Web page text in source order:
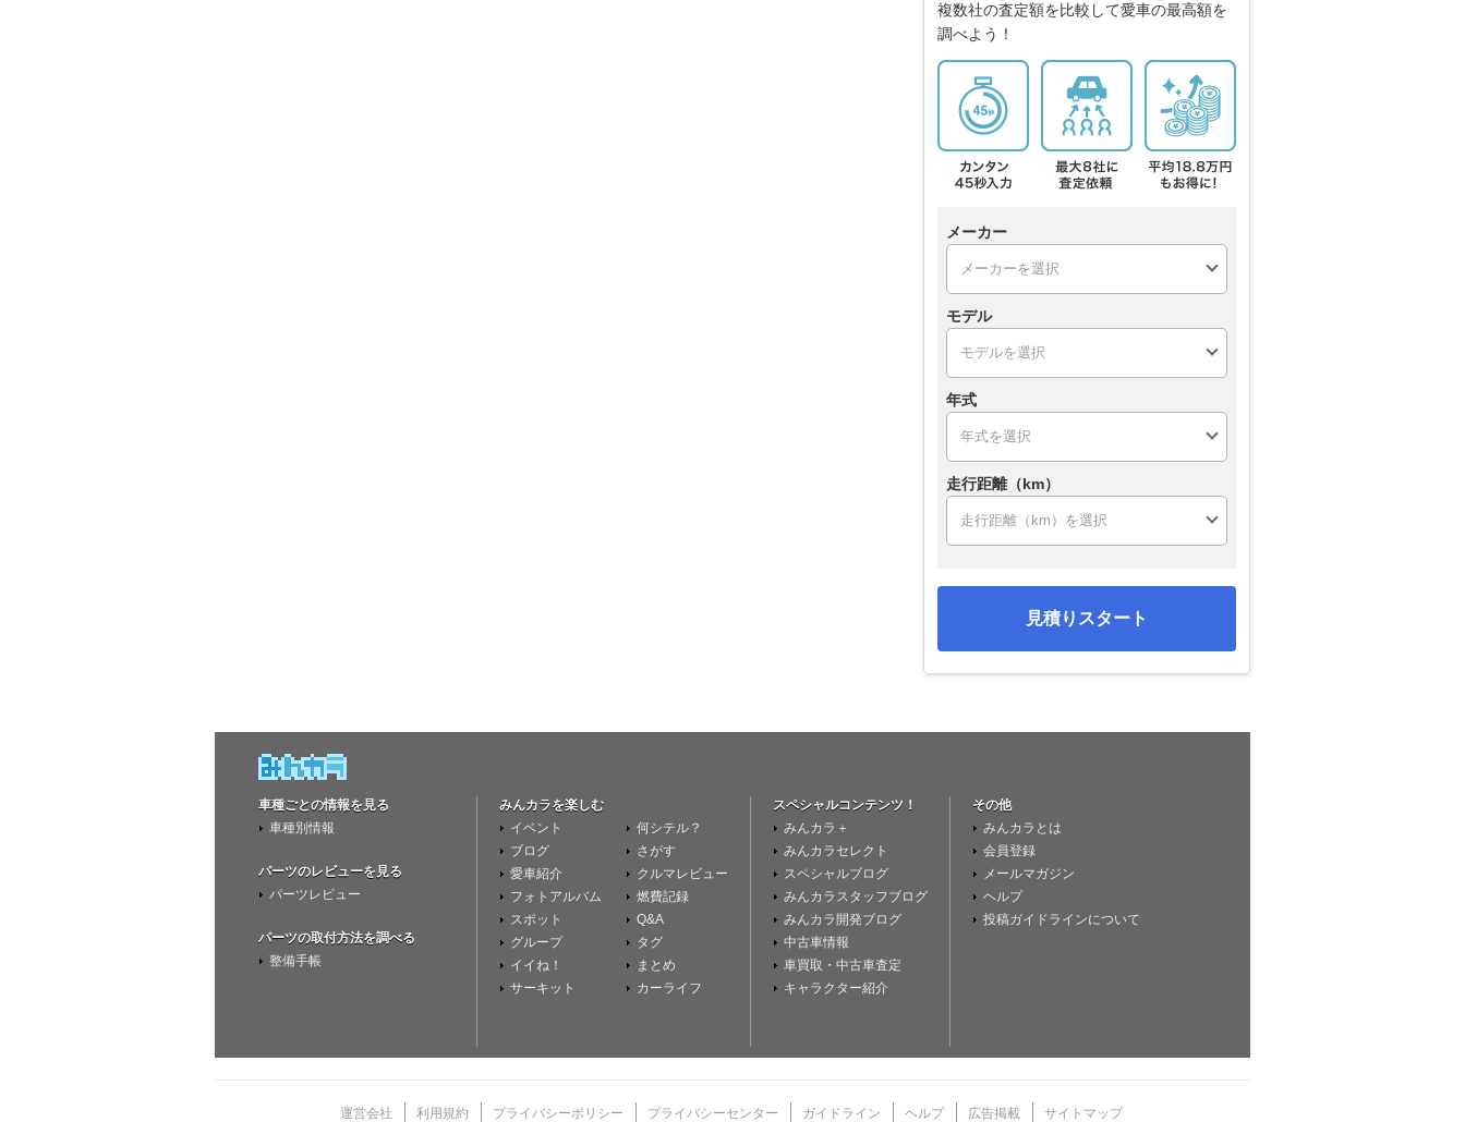
複数社の査定額を比較して愛車の最高額を
調べよう！
メーカー
モデル
年式
走行距離（km）
見積りスタート
車種ごとの情報を見る
車種別情報
パーツのレビューを見る
パーツレビュー
パーツの取付方法を調べる
整備手帳
みんカラを楽しむ
イベント
ブログ
愛車紹介
フォトアルバム
スポット
グループ
イイね！
サーキット
何シテル？
さがす
クルマレビュー
燃費記録
Q&A
タグ
まとめ
カーライフ
スペシャルコンテンツ！
みんカラ＋
みんカラセレクト
スペシャルブログ
みんカラスタッフブログ
みんカラ開発ブログ
中古車情報
車買取・中古車査定
キャラクター紹介
その他
みんカラとは
会員登録
メールマガジン
ヘルプ
投稿ガイドラインについて
運営会社 利用規約 プライバシーポリシー プライバシーセンター ガイドライン ヘルプ 広告掲載 サイトマップ